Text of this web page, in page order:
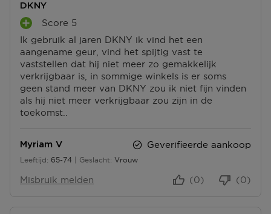
DKNY
Ik gebruik al jaren DKNY ik vind het een
aangename geur, vind het spijtig vast te
vaststellen dat hij niet meer zo gemakkelijk
verkrijgbaar is, in sommige winkels is er soms
geen stand meer van DKNY zou ik niet fijn vinden
als hij niet meer verkrijgbaar zou zijn in de
toekomst..
P
L
U
S
P
U
N
T
Score 5
Myriam V
Leeftijd
65 tot 7465-74 Geslacht Vrouw
Geverifieerde aankoop
Misbruik melden (0)
(0)